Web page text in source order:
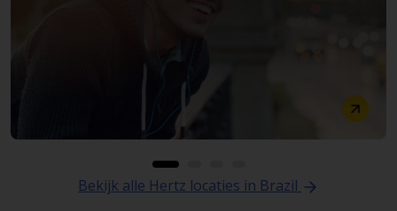
Bekijk alle Hertz locaties in Brazil